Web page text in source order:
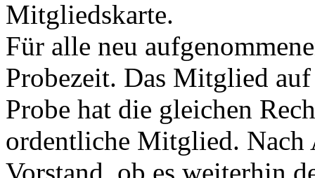
Mitgliedskarte.
Für alle neu
Probezeit. Das Mitglied
Probe hat die gleichen
ordentliche Mitglied. Nach
Vorstand, ob es weiterhin